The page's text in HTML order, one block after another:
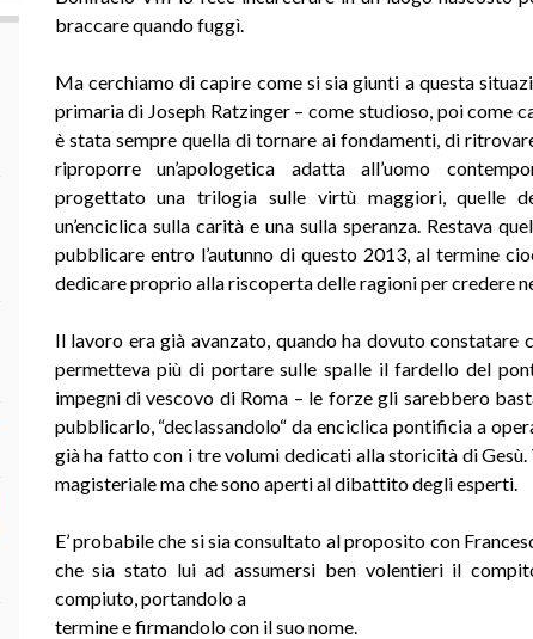
braccare quando fuggì.
Ma cerchiamo di capire come si sia giunti a questa
primaria di Joseph Ratzinger – come studioso, poi come
è stata sempre quella di tornare ai fondamenti, di
riproporre un’apologetica adatta all’uomo
progettato una trilogia sulle virtù maggiori, quelle
un’enciclica sulla carità e una sulla speranza. Restava
pubblicare entro l’autunno di questo 2013, al termine
dedicare proprio alla riscoperta delle ragioni per credere
Il lavoro era già avanzato, quando ha dovuto constatare
permetteva più di portare sulle spalle il fardello del
impegni di vescovo di Roma – le forze gli sarebbero
pubblicarlo, “declassandolo“ da enciclica pontificia a
già ha fatto con i tre volumi dedicati alla storicità di Gesù.
magisteriale ma che sono aperti al dibattito degli esperti.
E’ probabile che si sia consultato al proposito con
che sia stato lui ad assumersi ben volentieri il
compiuto, portandolo a
termine e firmandolo con il suo nome.